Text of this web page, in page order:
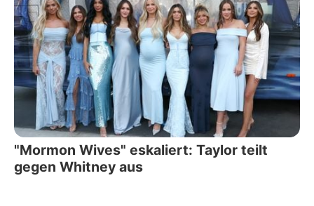
"Mormon Wives" eskaliert: Taylor teilt
gegen Whitney aus